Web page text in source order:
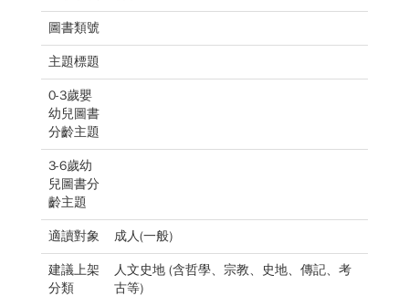
圖書類號
主題標題
0-3歲嬰
幼兒圖書
分齡主題
3-6歲幼
兒圖書分
齡主題
適讀對象 成人(一般)
建議上架
分類
人文史地 (含哲學、宗教、史地、傳記、考
古等)